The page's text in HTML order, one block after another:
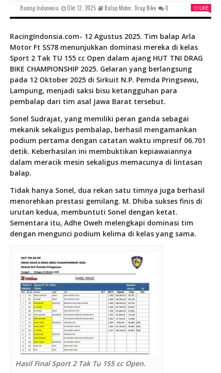
Racing Indonesia Okt 12, 2025 Balap Motor, Drag Bike 0 LIKE
RacingIndonsia.com- 12 Agustus 2025. Tim balap Arla
Motor Ft SS78 menunjukkan dominasi mereka di kelas
Sport 2 Tak TU 155 cc Open dalam ajang HUT TNI DRAG
BIKE CHAMPIONSHIP 2025. Gelaran yang berlangsung
pada 12 Oktober 2025 di Sirkuit N.P. Pemda Pringsewu,
Lampung, menjadi saksi bisu ketangguhan para
pembalap dari tim asal Jawa Barat tersebut.
Sonel Sudrajat, yang memiliki peran ganda sebagai
mekanik sekaligus pembalap, berhasil mengamankan
podium pertama dengan catatan waktu impresif 06.701
detik. Keberhasilan ini membuktikan kepiawaiannya
dalam meracik mesin sekaligus memacunya di lintasan
balap.
Tidak hanya Sonel, dua rekan satu timnya juga berhasil
menorehkan prestasi gemilang. M. Dhiba sukses finis di
urutan kedua, membuntuti Sonel dengan ketat.
Sementara itu, Adhe Oweh melengkapi dominasi tim
dengan mengunci podium kelima di kelas yang sama.
Hasil Final Sport 2 Tak Tu 155 cc Open.